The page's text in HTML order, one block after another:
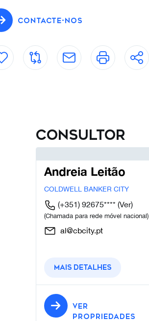
CONTACTE-NOS
Consultor
Andreia Leitão
COLDWELL BANKER CITY
(+351) 92675**** (Ver)
(Chamada para rede móvel nacional)
al@cbcity.pt
Mais detalhes
VER
PROPRIEDADES